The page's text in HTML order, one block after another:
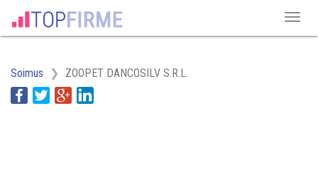
Soimus ZOOPET DANCOSILV S.R.L.